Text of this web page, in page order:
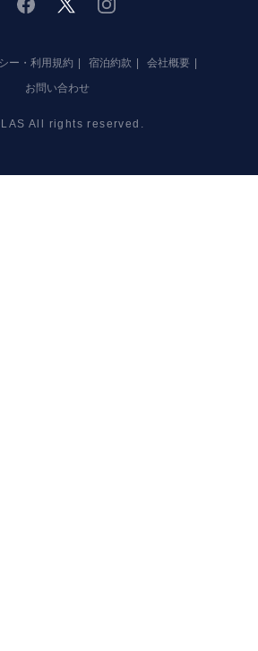
ー・利用規約 宿泊約款
会社概要
お問い合わせ
All rights reserved.